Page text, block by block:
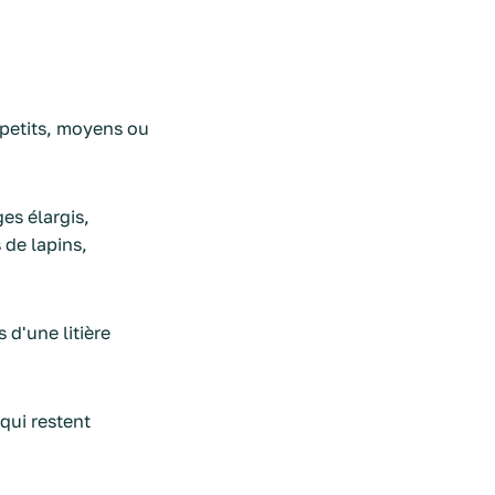
moyens ou
élargis,
lapins,
d'une litière
restent